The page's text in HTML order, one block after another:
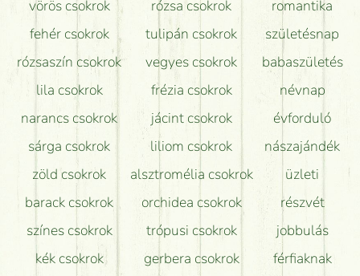
Hogy marad a lehető legtovább friss a csokor?
Tudok adventi koszorút vásárolni boltban?
vörös csokrok
fehér csokrok
rózsaszín csokrok
lila csokrok
narancs csokrok
sárga csokrok
zöld csokrok
barack csokrok
színes csokrok
kék csokrok
rózsa csokrok
tulipán csokrok
vegyes csokrok
frézia csokrok
jácint csokrok
liliom csokrok
alsztromélia csokrok
orchidea csokrok
trópusi csokrok
gerbera csokrok
romantika
születésnap
babaszületés
névnap
évforduló
nászajándék
üzleti
részvét
jobbulás
férfiaknak